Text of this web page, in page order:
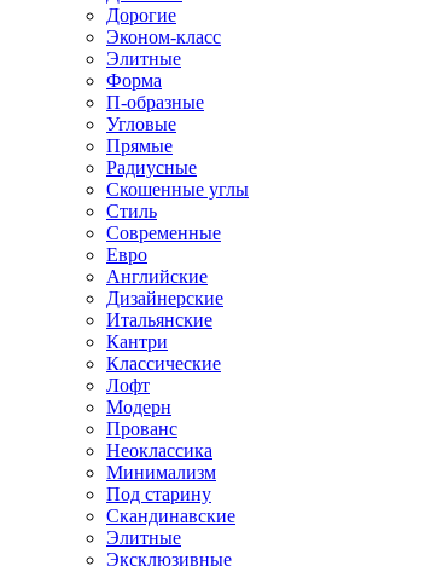
Дорогие
Эконом-класс
Элитные
Форма
П-образные
Угловые
Прямые
Радиусные
Скошенные углы
Стиль
Современные
Евро
Английские
Дизайнерские
Итальянские
Кантри
Классические
Лофт
Модерн
Прованс
Неоклассика
Минимализм
Под старину
Скандинавские
Элитные
Эксклюзивные